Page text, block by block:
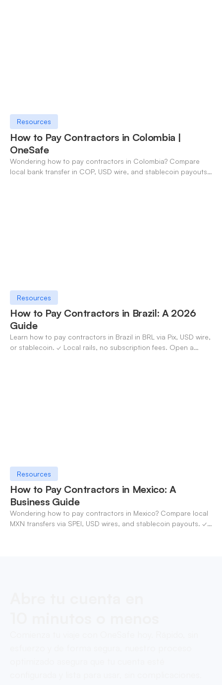
Resources
How to Pay Contractors in Colombia |
OneSafe
Wondering how to pay contractors in Colombia? Compare
local bank transfer in COP, USD wire, and stablecoin payouts.
Resources
How to Pay Contractors in Brazil: A 2026
Guide
Learn how to pay contractors in Brazil in BRL via Pix, USD wire,
or stablecoin. ✓ Local rails, no subscription fees. Open a
Resources
How to Pay Contractors in Mexico: A
Business Guide
Wondering how to pay contractors in Mexico? Compare local
MXN transfers via SPEI, USD wires, and stablecoin payouts. ✓